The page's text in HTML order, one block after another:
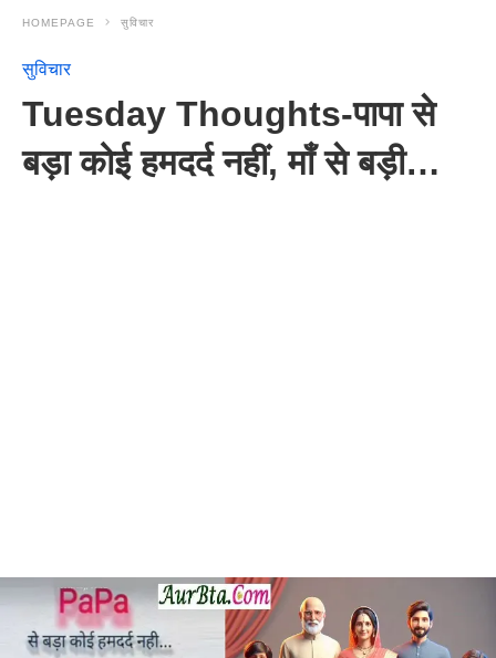
HOMEPAGE सुविचार
सुविचार
Tuesday Thoughts-पापा से
बड़ा कोई हमदर्द नहीं, माँ से बड़ी…